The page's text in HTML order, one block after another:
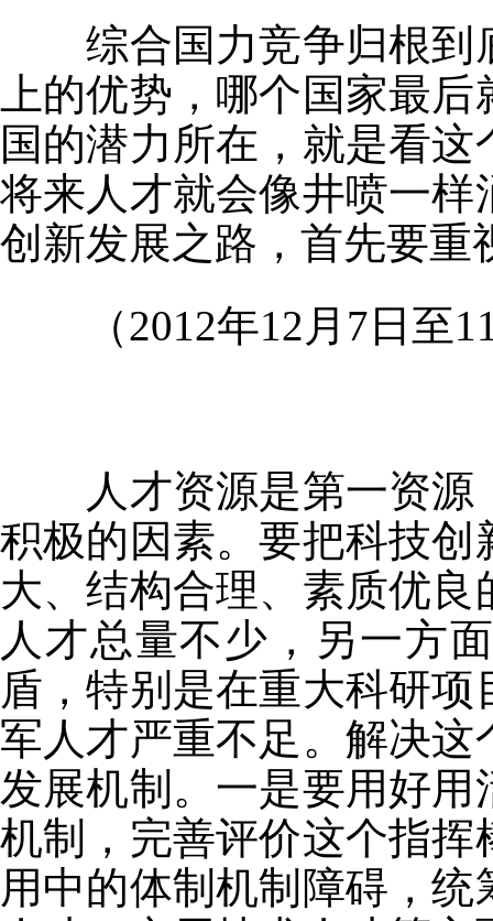
综合国力竞争归根到
上的优势，哪个国家最
国的潜力所在，就是看
将来人才就会像井喷一
创新发展之路，首先要重
（2012年12月7日至11
人才资源是第一资源
积极的因素。要把科技
大、结构合理、素质优
人才总量不少，另一方
盾，特别是在重大科研
军人才严重不足。解决
发展机制。一是要用好
机制，完善评价这个指
用中的体制机制障碍，